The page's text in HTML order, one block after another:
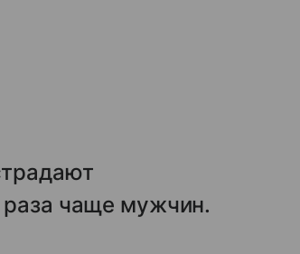
чаще мужчин.